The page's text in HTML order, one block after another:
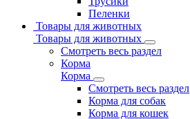
Пеленки
Товары для животных
Товары для животных
Смотреть весь раздел
Корма
Корма
Смотреть весь раздел
Корма для собак
Корма для кошек